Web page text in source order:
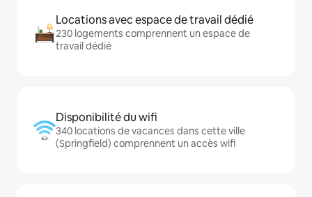
Locations avec espace de travail dédié
230 logements comprennent un espace de
travail dédié
Disponibilité du wifi
340 locations de vacances dans cette ville
(Springfield) comprennent un accès wifi